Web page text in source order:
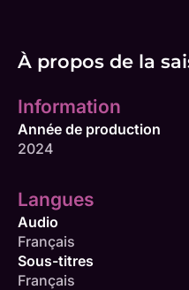
À propos de la
Information
Année de production
2024
Langues
Audio
Français
Sous-titres
Français